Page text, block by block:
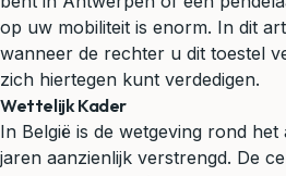
op uw mobiliteit is enorm. In dit
wanneer de rechter u dit toestel
zich hiertegen kunt verdedigen.
Wettelijk Kader
In België is de wetgeving rond
jaren aanzienlijk verstrengd. De